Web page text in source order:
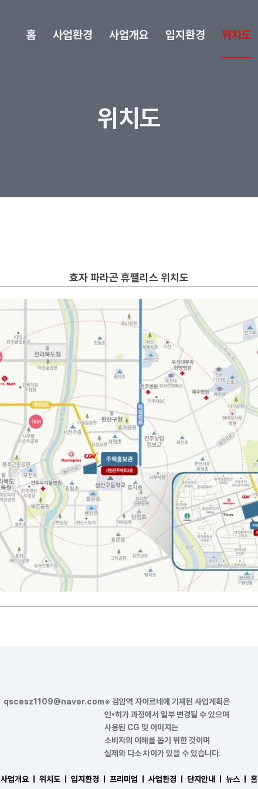
홈 사업환경 사업개요 입지환경 위치도
위치도
효자 파라곤 휴팰리스 위치도
qscesz1109@naver.com※ 검암역 자이르네에 기재된 사업계획은
인•허가 과정에서 일부 변경될 수 있으며
사용된 CG 및 이미지는
소비자의 이해를 돕기 위한 것이며
실제와 다소 차이가 있을 수 있습니다.
사업개요 ㅣ 위치도 ㅣ 입지환경 ㅣ 프리미엄 ㅣ 사업환경 ㅣ 단지안내 ㅣ 뉴스 ㅣ 홈